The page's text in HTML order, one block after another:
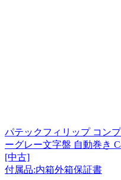
パテックフィリップ コン
ーグレー文字盤 自動巻き
[中古]
付属品:内箱外箱保証書